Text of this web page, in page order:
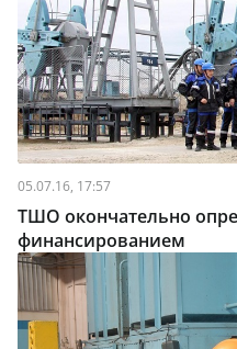
05.07.16, 17:57
ТШО окончательно
финансированием